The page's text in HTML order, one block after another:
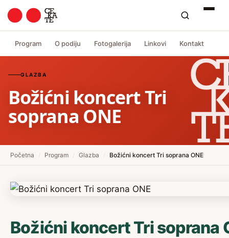
Program O podiju Fotogalerija Linkovi Kontakt
GLAZBA
Božićni koncert Tri
soprana ONE
Početna Program Glazba Božićni koncert Tri soprana ONE
Božićni koncert Tri soprana